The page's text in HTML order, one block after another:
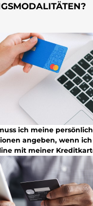
ich meine
angeben, wenn
mit meiner